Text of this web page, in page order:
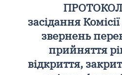
ПРОТОКОЛ
засідання
звернень
прийняття
відкриття,